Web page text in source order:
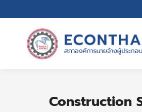
Construction